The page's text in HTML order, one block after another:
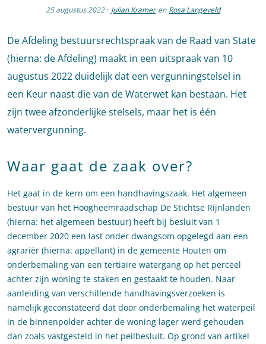
25 augustus 2022 · Julian Kramer en Rosa Langeveld
De Afdeling bestuursrechtspraak van de Raad van State
(hierna: de Afdeling) maakt in een uitspraak van 10
augustus 2022 duidelijk dat een vergunningstelsel in
een Keur naast die van de Waterwet kan bestaan. Het
zijn twee afzonderlijke stelsels, maar het is één
watervergunning.
Waar gaat de zaak over?
Het gaat in de kern om een handhavingszaak. Het algemeen
bestuur van het Hoogheemraadschap De Stichtse Rijnlanden
(hierna: het algemeen bestuur) heeft bij besluit van 1
december 2020 een last onder dwangsom opgelegd aan een
agrariër (hierna: appellant) in de gemeente Houten om
onderbemaling van een tertiaire watergang op het perceel
achter zijn woning te staken en gestaakt te houden. Naar
aanleiding van verschillende handhavingsverzoeken is
namelijk geconstateerd dat door onderbemaling het waterpeil
in de binnenpolder achter de woning lager werd gehouden
dan zoals vastgesteld in het peilbesluit. Op grond van artikel